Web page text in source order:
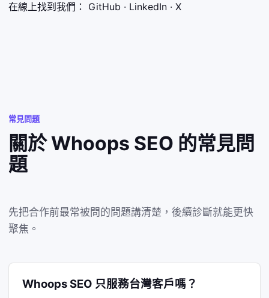
在線上找到我們： GitHub · LinkedIn · X
常見問題
關於 Whoops SEO 的常見問
題
先把合作前最常被問的問題講清楚，後續診斷就能更快
聚焦。
Whoops SEO 只服務台灣客戶嗎？